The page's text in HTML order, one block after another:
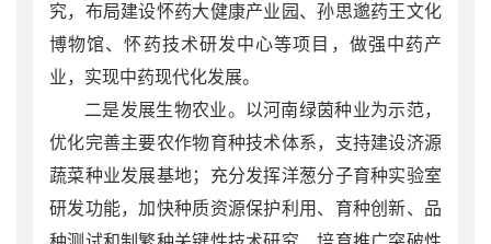
究，布局建设怀药大健康产业园、孙思邈药王文化
博物馆、怀药技术研发中心等项目，做强中药产
业，实现中药现代化发展。
二是发展生物农业。以河南绿茵种业为示范，
优化完善主要农作物育种技术体系，支持建设济源
蔬菜种业发展基地；充分发挥洋葱分子育种实验室
研发功能，加快种质资源保护利用、育种创新、品